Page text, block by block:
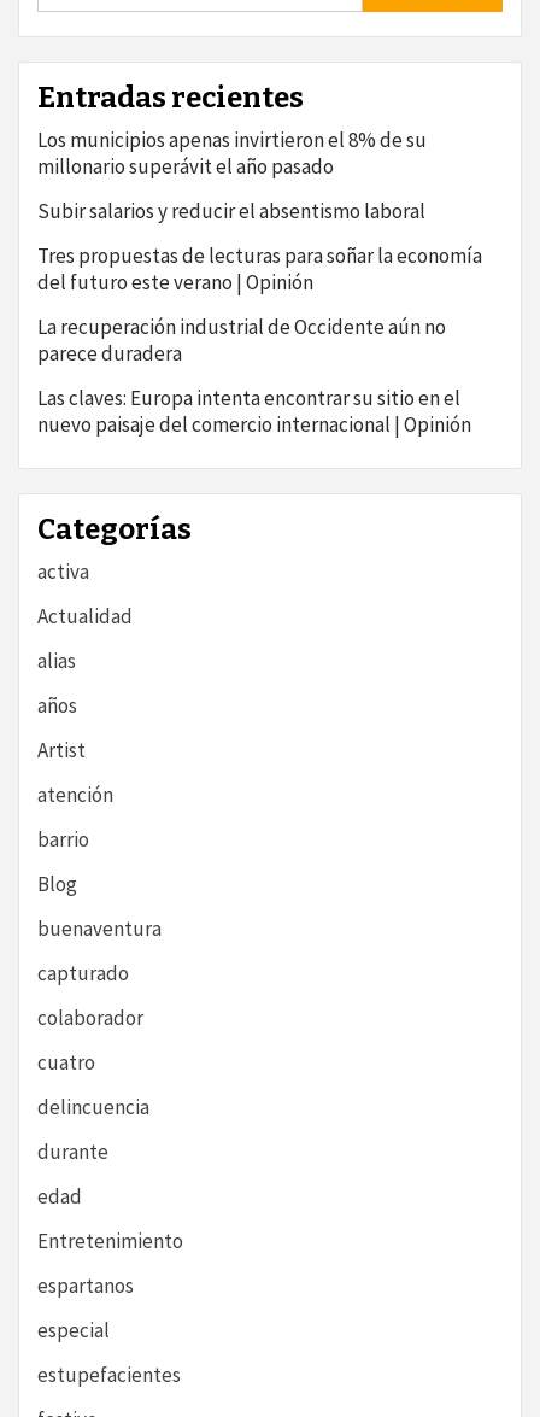
Entradas recientes
Los municipios apenas invirtieron el 8% de su
millonario superávit el año pasado
Subir salarios y reducir el absentismo laboral
Tres propuestas de lecturas para soñar la economía
del futuro este verano | Opinión
La recuperación industrial de Occidente aún no
parece duradera
Las claves: Europa intenta encontrar su sitio en el
nuevo paisaje del comercio internacional | Opinión
Categorías
activa
Actualidad
alias
años
Artist
atención
barrio
Blog
buenaventura
capturado
colaborador
cuatro
delincuencia
durante
edad
Entretenimiento
espartanos
especial
estupefacientes